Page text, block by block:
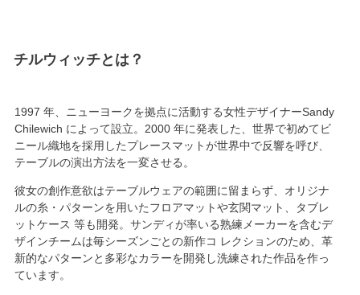
チルウィッチ
1997 年、ニューヨークを拠点に活動する女性デザイナーSandy
Chilewich によって設立。 2000 年に発表した、 世界で初めてビ
ニール織地を採用 したプレースマットが世界中で反響を呼び、
テーブルの演出方法を一変させる。
彼女の創作意欲はテーブルウェアの範囲に留まらず、オリジナ
ルの糸・パターンを用いたフロアマットや玄関マット、タブレ
ットケース 等も開発。サンディが率いる熟練メーカーを含むデ
ザインチームは毎シーズンごとの新作コ レクションのため、革
新的なパターンと多彩なカラーを開発し洗練された作品を作っ
ています。